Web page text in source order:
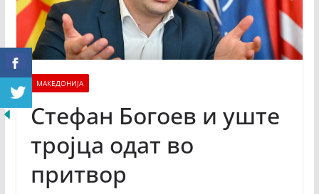
МАКЕДОНИЈА
Стефан Богоев и уште
тројца одат во
притвор